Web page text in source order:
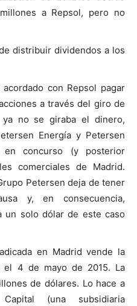
a Repsol, pero no
distribuir dividendos a los
con Repsol pagar
a través del giro de
ya no se giraba el dinero,
Energía y Petersen
en concurso (y posterior
comerciales de Madrid.
Petersen deja de tener
y, en consecuencia,
un solo dólar de este caso
en Madrid vende la
el 4 de mayo de 2015. La
de dólares. Lo hace a
(una subsidiaria